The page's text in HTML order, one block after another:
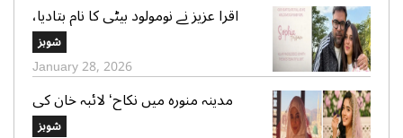
اقرا عزیز نے نومولود بیٹی کا نام بتادیا،
مداحوں کی مبارکباد
شوبز
January 28, 2026
مدینہ منورہ میں نکاح‘ لائبہ خان کی
دعائے خیر کی تصاویر بھی وائرل
شوبز